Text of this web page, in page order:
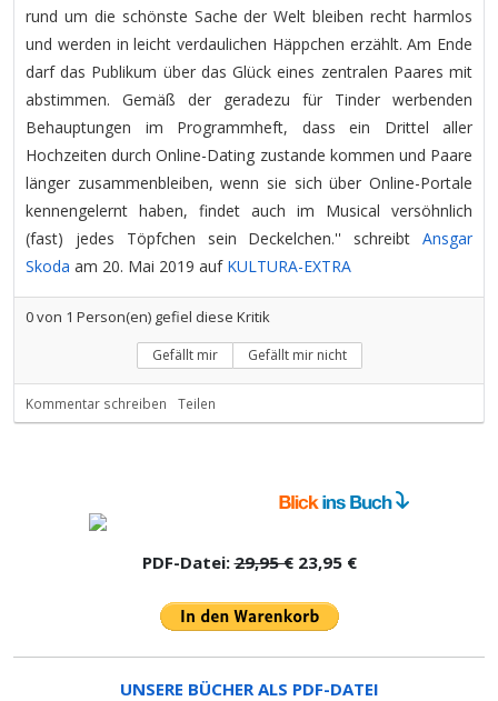
rund um die schönste Sache der Welt bleiben recht harmlos
und werden in leicht verdaulichen Häppchen erzählt. Am Ende
darf das Publikum über das Glück eines zentralen Paares mit
abstimmen. Gemäß der geradezu für Tinder werbenden
Behauptungen im Programmheft, dass ein Drittel aller
Hochzeiten durch Online-Dating zustande kommen und Paare
länger zusammenbleiben, wenn sie sich über Online-Portale
kennengelernt haben, findet auch im Musical versöhnlich
(fast) jedes Töpfchen sein Deckelchen.'' schreibt Ansgar
Skoda am 20. Mai 2019 auf KULTURA-EXTRA
0von 1 Person(en) gefiel diese Kritik
Gefällt mir Gefällt mir nicht
Kommentar schreiben Teilen
PDF-Datei:29,95 €23,95 €
UNSERE BÜCHER ALS PDF-DATEI